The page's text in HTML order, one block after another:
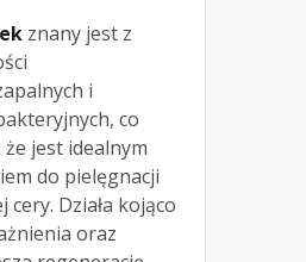
znany jest z
i
co
jest idealnym
do pielęgnacji
cery. Działa kojąco
oraz